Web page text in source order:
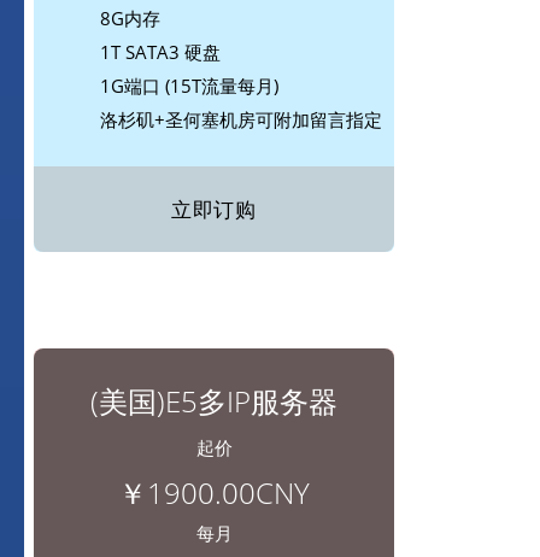
8G内存
1T SATA3 硬盘
1G端口 (15T流量每月)
洛杉矶+圣何塞机房可附加留言指定
立即订购
(美国)E5多IP服务器
起价
￥1900.00CNY
每月